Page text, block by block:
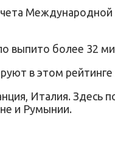
Международной
выпито более 32
в этом рейтинге
Италия. Здесь
и Румынии.